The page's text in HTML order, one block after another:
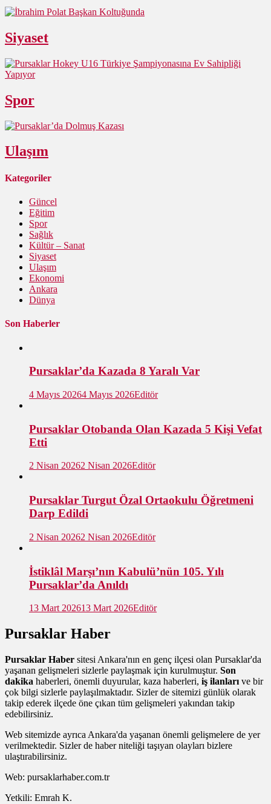
Siyaset
Spor
Ulaşım
Kategoriler
Güncel
Eğitim
Spor
Sağlık
Kültür – Sanat
Siyaset
Ulaşım
Ekonomi
Ankara
Dünya
Son Haberler
Pursaklar’da Kazada 8 Yaralı Var
4 Mayıs 20264 Mayıs 2026Editör
Pursaklar Otobanda Olan Kazada 5 Kişi Vefat
Etti
2 Nisan 20262 Nisan 2026Editör
Pursaklar Turgut Özal Ortaokulu Öğretmeni
Darp Edildi
2 Nisan 20262 Nisan 2026Editör
İstiklâl Marşı’nın Kabulü’nün 105. Yılı
Pursaklar’da Anıldı
13 Mart 202613 Mart 2026Editör
Pursaklar Haber
Pursaklar Haber sitesi Ankara'nın en genç ilçesi olan Pursaklar'da
yaşanan gelişmeleri sizlerle paylaşmak için kurulmuştur. Son
dakika haberleri, önemli duyurular, kaza haberleri, iş ilanları ve bir
çok bilgi sizlerle paylaşılmaktadır. Sizler de sitemizi günlük olarak
takip ederek ilçede öne çıkan tüm gelişmeleri yakından takip
edebilirsiniz.
Web sitemizde ayrıca Ankara'da yaşanan önemli gelişmelere de yer
verilmektedir. Sizler de haber niteliği taşıyan olayları bizlere
ulaştırabilirsiniz.
Web: pursaklarhaber.com.tr
Yetkili: Emrah K.